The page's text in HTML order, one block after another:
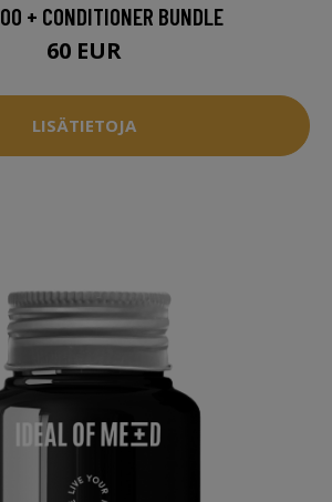
+ CONDITIONER BUNDLE
60 EUR
LISÄTIETOJA